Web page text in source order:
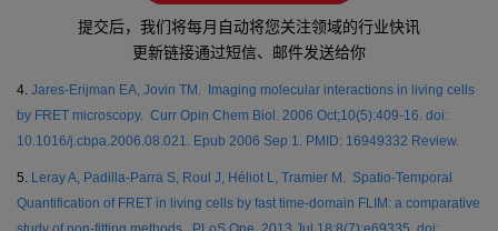
提交后，我们将每月自动将您关注领域的行业快讯
更新链接通过短信、邮件发送给你
4. Jares-Erijman EA, Jovin TM. Imaging molecular interactions in living cells
by FRET microscopy. Curr Opin Chem Biol. 2006 Oct;10(5):409-16. doi:
10.1016/j.cbpa.2006.08.021. Epub 2006 Sep 1. PMID: 16949332 Review.
5. Leray A, Padilla-Parra S, Roul J, Héliot L, Tramier M. Spatio-Temporal
Quantification of FRET in living cells by fast time-domain FLIM: a comparative